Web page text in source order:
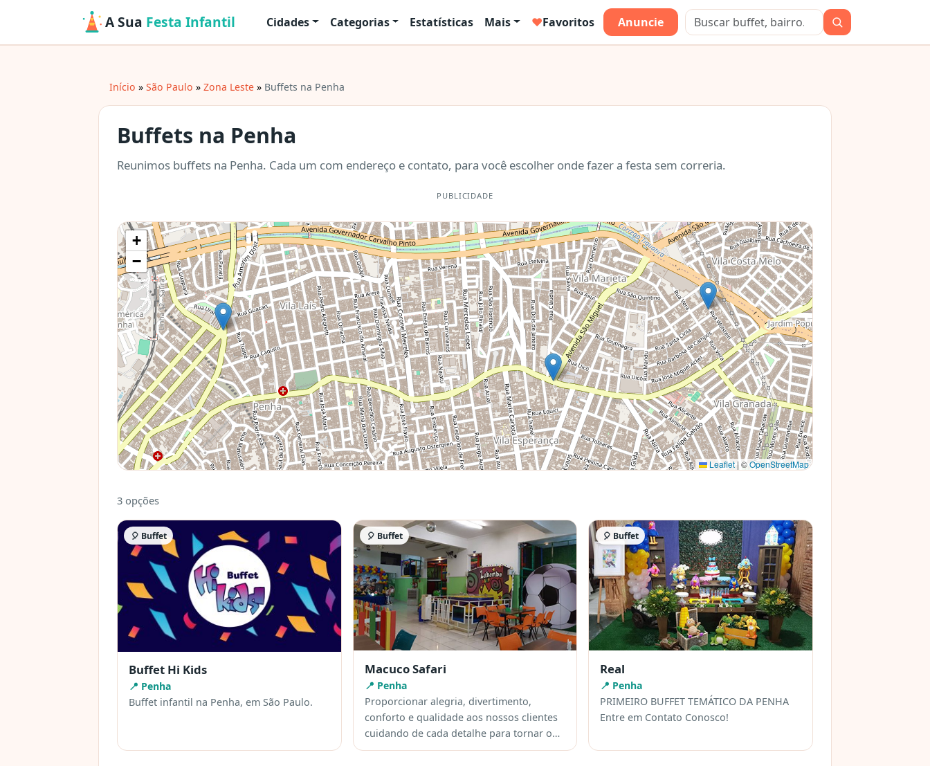
A Sua Festa Infantil Cidades Categorias Estatísticas Mais ♥Favoritos Anuncie
Início São Paulo Zona Leste Buffets na Penha
Buffets na Penha
Reunimos buffets na Penha. Cada um com endereço e contato, para você escolher onde fazer a festa sem correria.
PUBLICIDADE
+
−
Leaflet | ©OpenStreetMap
3 opções
🎈 Buffet
Buffet Hi Kids
📍 Penha
Buffet infantil na Penha, em São Paulo.
🎈 Buffet
Macuco Safari
📍 Penha
Proporcionar alegria, divertimento,
conforto e qualidade aos nossos clientes
cuidando de cada detalhe para tornar o…
🎈 Buffet
Real
📍 Penha
PRIMEIRO BUFFET TEMÁTICO DA PENHA
Entre em Contato Conosco!